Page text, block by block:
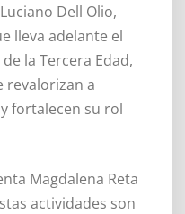
Dell Olio,
lleva adelante el
la Tercera Edad,
revalorizan a
fortalecen su rol
Magdalena Reta
actividades son